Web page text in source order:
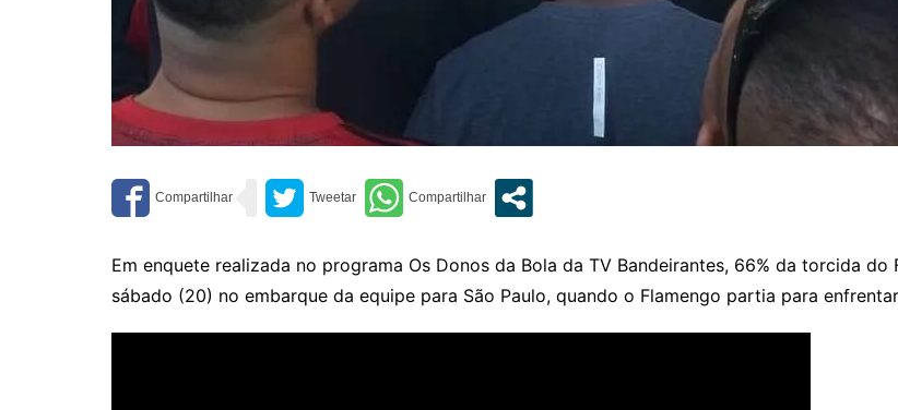
Em enquete realizada no programa Os Donos da Bola da TV Bandeirantes, 66% da torcida
sábado (20) no embarque da equipe para São Paulo, quando o Flamengo partia para